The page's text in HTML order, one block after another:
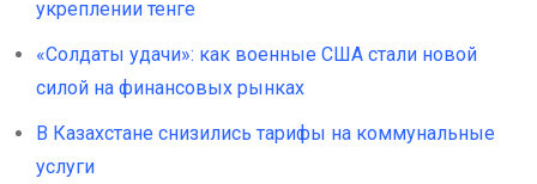
укреплении тенге
«Солдаты удачи»: как военные США стали новой
силой на финансовых рынках
В Казахстане снизились тарифы на коммунальные
услуги